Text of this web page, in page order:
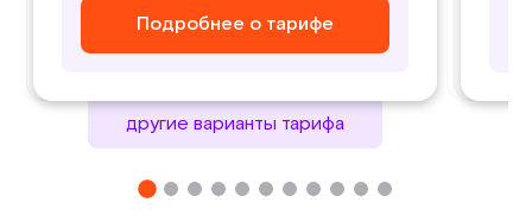
Подробнее о тарифе
Подробнее о тарифе
Подробнее о тарифе
Подробнее о тарифе
другие варианты тарифа